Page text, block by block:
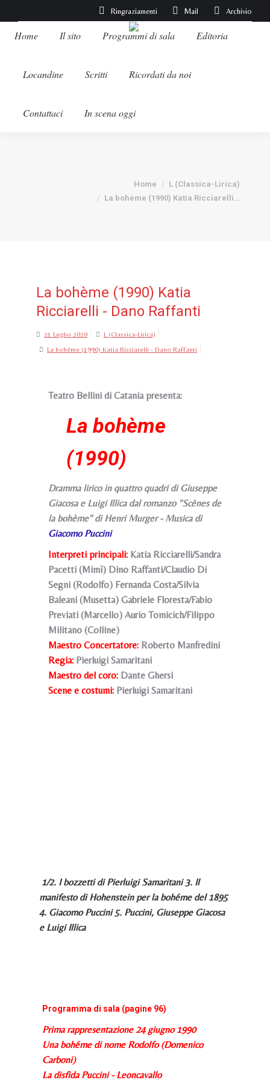
Ringraziamenti Mail Archivio
Home Il sito Programmi di sala Editoria
Locandine Scritti Ricordati da noi
Contattaci In scena oggi
Home
L (Classica-Lirica)
La bohème (1990) Katia Ricciarelli…
La bohème (1990) Katia
Ricciarelli - Dano Raffanti
21 Luglio 2020 L (Classica-Lirica)
La bohème (1990) Katia Ricciarelli - Dano Raffanti
Teatro Bellini di Catania presenta:
La bohème
(1990)
Dramma lirico in quattro quadri di Giuseppe
Giacosa e Luigi Illica dal romanzo "Scènes de
la bohème" di Henri Murger - Musica di
Giacomo Puccini
Interpreti principali: Katia Ricciarelli/Sandra
Pacetti (Mimì) Dino Raffanti/Claudio Di
Segni (Rodolfo) Fernanda Costa/Silvia
Baleani (Musetta) Gabriele Floresta/Fabio
Previati (Marcello) Aurio Tomicich/Filippo
Militano (Colline)
Maestro Concertatore: Roberto Manfredini
Regia: Pierluigi Samaritani
Maestro del coro: Dante Ghersi
Scene e costumi: Pierluigi Samaritani
1/2. I bozzetti di Pierluigi Samaritani 3. Il
manifesto di Hohenstein per la bohéme del 1895
4. Giacomo Puccini 5. Puccini, Giuseppe Giacosa
e Luigi Illica
Programma di sala (pagine 96)
Prima rappresentazione 24 giugno 1990
Una bohéme di nome Rodolfo (Domenico
Carboni)
La disfida Puccini - Leoncavallo